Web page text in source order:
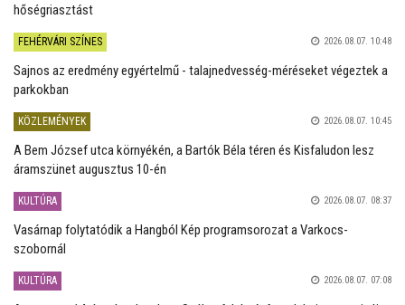
hőségriasztást
FEHÉRVÁRI SZÍNES 2026.08.07. 10:48
Sajnos az eredmény egyértelmű - talajnedvesség-méréseket végeztek a
parkokban
KÖZLEMÉNYEK 2026.08.07. 10:45
A Bem József utca környékén, a Bartók Béla téren és Kisfaludon lesz
áramszünet augusztus 10-én
KULTÚRA 2026.08.07. 08:37
Vasárnap folytatódik a Hangból Kép programsorozat a Varkocs-
szobornál
KULTÚRA 2026.08.07. 07:08